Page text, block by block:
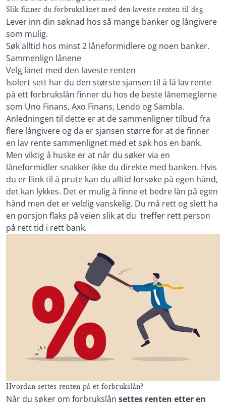
Slik finner du forbrukslånet med den laveste renten til deg
Lever inn din søknad hos så mange banker og långivere
som mulig.
Søk alltid hos minst 2 låneformidlere og noen banker.
Sammenlign lånene
Velg lånet med den laveste renten
Isolert sett har du den største sjansen til å få lav rente
på ett forbrukslån finner du hos de beste lånemeglerne
som Uno Finans, Axo Finans, Lendo og Sambla.
Anledningen til dette er at de sammenligner tilbud fra
flere långivere og da er sjansen større for at de finner
en lav rente sammenlignet med et søk hos en bank.
Men viktig å huske er at når du søker via en
låneformidler snakker ikke du direkte med banken. Hvis
du er flink til å prute kan du alltid forsøke på egen hånd,
det kan lykkes. Det er mulig å finne et bedre lån på egen
hånd men det er veldig vanskelig. Du må rett og slett ha
en porsjon flaks på veien slik at du treffer rett person
på rett tid i rett bank.
Hvordan settes renten på et forbrukslån?
Når du søker om forbrukslån settes renten etter en